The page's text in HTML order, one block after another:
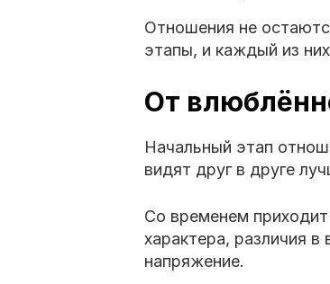
Отношения не
этапы, и каждый из
От
Начальный этап
видят друг в друге
Со временем
характера, различия
напряжение.